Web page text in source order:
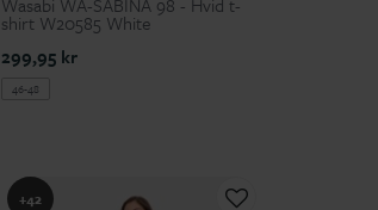
shirt W20585 White
299,95 kr
46-48
+42